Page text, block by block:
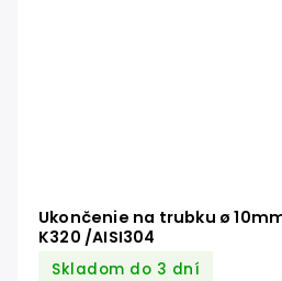
Ukončenie na trubku ø
K320 /AISI304
Skladom do 3 dní